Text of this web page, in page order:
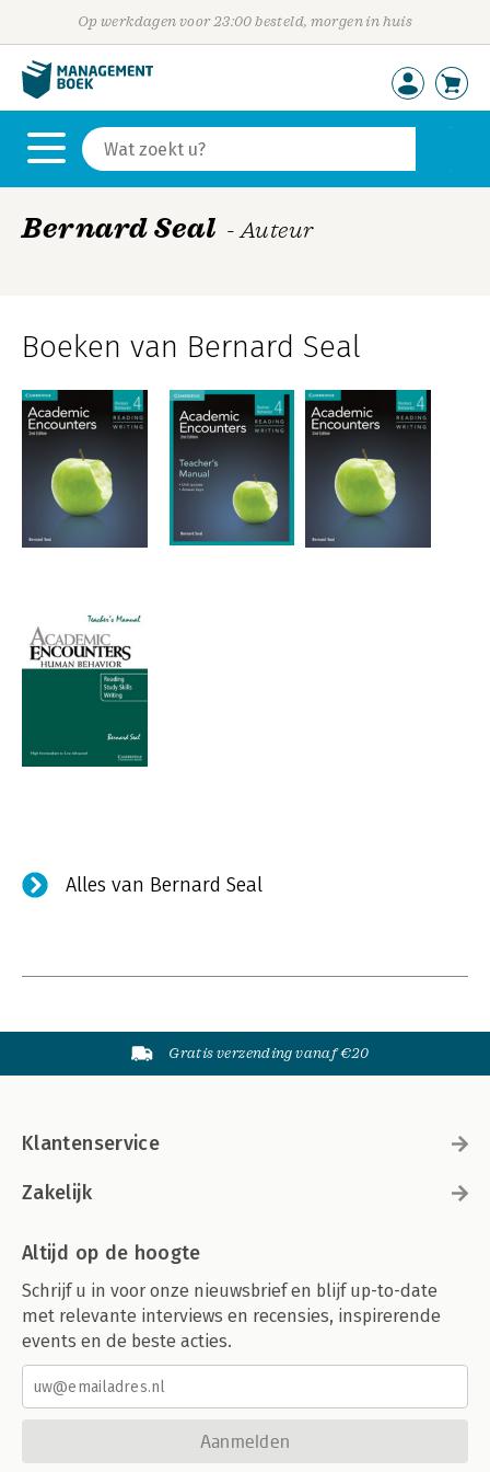
Op werkdagen voor 23:00 besteld, morgen in huis
Bernard Seal - Auteur
Boeken van Bernard Seal
Alles van Bernard Seal
Gratis verzending vanaf €20
Klantenservice
Zakelijk
Altijd op de hoogte
Schrijf u in voor onze nieuwsbrief en blijf up-to-date
met relevante interviews en recensies, inspirerende
events en de beste acties.
Aanmelden